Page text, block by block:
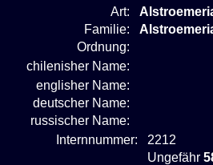
Art:
Familie:
Ordnung:
chilenisher Name:
englisher Name:
deutscher Name:
russischer Name:
Internnummer:
2212
Ungefähr